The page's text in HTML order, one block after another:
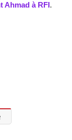
Ahmad à RFI.